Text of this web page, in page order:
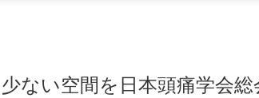
ない空間を日本頭痛学会